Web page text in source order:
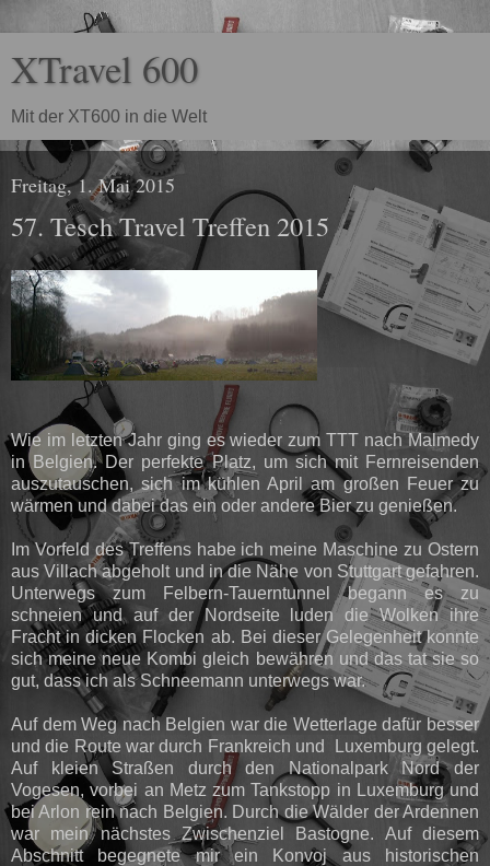
XTravel 600
Mit der XT600 in die Welt
Freitag, 1. Mai 2015
57. Tesch Travel Treffen 2015
Wie im letzten Jahr ging es wieder zum TTT nach Malmedy
in Belgien. Der perfekte Platz, um sich mit Fernreisenden
auszutauschen, sich im kühlen April am großen Feuer zu
wärmen und dabei das ein oder andere Bier zu genießen.
Im Vorfeld des Treffens habe ich meine Maschine zu Ostern
aus Villach abgeholt und in die Nähe von Stuttgart gefahren.
Unterwegs zum Felbern-Tauerntunnel begann es zu
schneien und auf der Nordseite luden die Wolken ihre
Fracht in dicken Flocken ab. Bei dieser Gelegenheit konnte
sich meine neue Kombi gleich bewähren und das tat sie so
gut, dass ich als Schneemann unterwegs war.
Auf dem Weg nach Belgien war die Wetterlage dafür besser
und die Route war durch Frankreich und Luxemburg gelegt.
Auf kleien Straßen durch den Nationalpark Nord der
Vogesen, vorbei an Metz zum Tankstopp in Luxemburg und
bei Arlon rein nach Belgien. Durch die Wälder der Ardennen
war mein nächstes Zwischenziel Bastogne. Auf diesem
Abschnitt begegnete mir ein Konvoj aus historischen